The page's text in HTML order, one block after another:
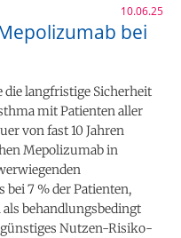
10.06.25
bei
langfristige Sicherheit
mit Patienten aller
von fast 10 Jahren
Mepolizumab in
7 % der Patienten,
behandlungsbedingt
günstiges Nutzen-Risiko-